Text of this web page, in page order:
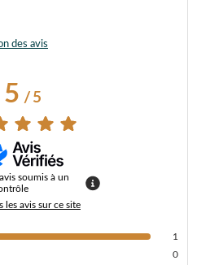
des avis
5/ 5
avis soumis à un
les avis sur ce site
1
0